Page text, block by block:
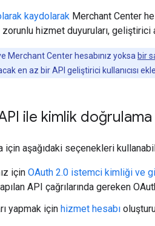
kaydolarak Merchant Center
zorunlu hizmet duyuruları,
Merchant Center hesabınız yoksa bir
en az bir API geliştirici kullanıcısı
ile kimlik doğrulama
için aşağıdaki seçenekleri
için OAuth 2.0 istemci kimliği ve
API çağrılarında gereken
yapmak için hizmet hesabı